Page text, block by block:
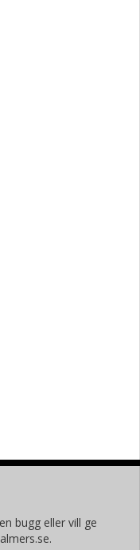
bugg eller vill ge